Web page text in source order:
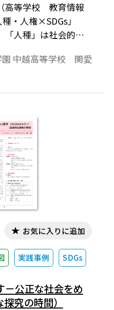
高等学校 教育情報
・人権×SDGs」
「人種」は社会的に
分の考えを深めて発
・差別に気付き，人
園 中越高等学校 関愛
実践事例 SDGs
お気に入りに追加
－公正な社会をめ
究の時間）